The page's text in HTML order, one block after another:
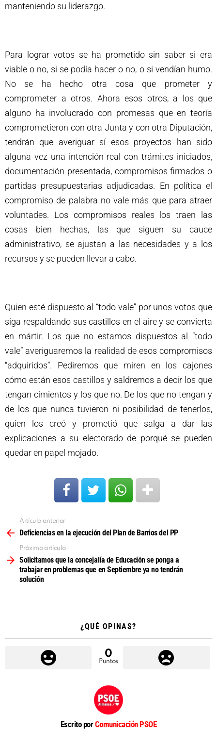
manteniendo su liderazgo.
Para lograr votos se ha prometido sin saber si era
viable o no, si se podía hacer o no, o si vendían humo.
No se ha hecho otra cosa que prometer y
comprometer a otros. Ahora esos otros, a los que
alguno ha involucrado con promesas que en teoría
comprometieron con otra Junta y con otra Diputación,
tendrán que averiguar sí esos proyectos han sido
alguna vez una intención real con trámites iniciados,
documentación presentada, compromisos firmados o
partidas presupuestarias adjudicadas. En política el
compromiso de palabra no vale más que para atraer
voluntades. Los compromisos reales los traen las
cosas bien hechas, las que siguen su cauce
administrativo, se ajustan a las necesidades y a los
recursos y se pueden llevar a cabo.
Quien esté dispuesto al “todo vale” por unos votos que
siga respaldando sus castillos en el aire y se convierta
en mártir. Los que no estamos dispuestos al “todo
vale” averiguaremos la realidad de esos compromisos
“adquiridos”. Pediremos que miren en los cajones
cómo están esos castillos y saldremos a decir los que
tengan cimientos y los que no. De los que no tengan y
de los que nunca tuvieron ni posibilidad de tenerlos,
quien los creó y prometió que salga a dar las
explicaciones a su electorado de porqué se pueden
quedar en papel mojado.
más
Artículo anterior
Deficiencias en la ejecución del Plan de Barrios del PP
Próximo artículo
Solicitamos que la concejalía de Educación se ponga a
trabajar en problemas que en Septiembre ya no tendrán
solución
¿QUÉ OPINAS?
0
Puntos
Escrito porComunicación PSOE